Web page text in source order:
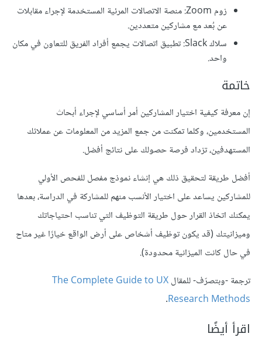
زوم Zoom: منصة الاتصالات المرئية المستخدمة لإجراء مقابلات
عن بُعد مع مشاركين متعددين.
سلاك Slack: تطبيق اتصالات يجمع أفراد الفريق للتعاون في مكان
واحد.
خاتمة
إن معرفة كيفية اختيار المشاركين أمر أساسي لإجراء أبحاث
المستخدمين، وكلما تمكنت من جمع المزيد من المعلومات عن عملائك
المستهدفين، تزداد فرصة حصولك على نتائج أفضل.
أفضل طريقة لتحقيق ذلك هي إنشاء نموذج مفصل للفحص الأولي
للمشاركين يساعد على اختيار الأنسب منهم للمشاركة في الدراسة، بعدها
يمكنك اتخاذ القرار حول طريقة التوظيف التي تناسب احتياجاتك
وميزانيتك (قد يكون توظيف أشخاص على أرض الواقع خيارًا غير متاح
في حال كانت الميزانية محدودة).
ترجمة -وبتصرّف- للمقالThe Complete Guide to UX
Research Methods
.
اقرأ أيضًا